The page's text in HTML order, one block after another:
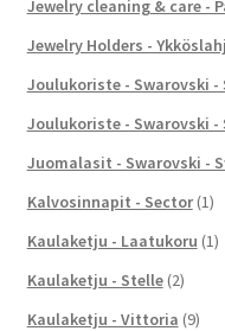
Jewelry cleaning & care -
Jewelry Holders -
Joulukoriste - Swarovski
Joulukoriste - Swarovski -
Juomalasit - Swarovski -
Kalvosinnapit - Sector (1)
Kaulaketju - Laatukoru (1)
Kaulaketju - Stelle (2)
Kaulaketju - Vittoria (9)